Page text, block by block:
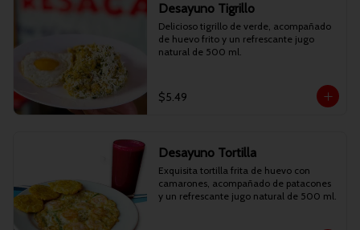
Desayuno Tigrillo
Delicioso tigrillo de verde, acompañado
de huevo frito y un refrescante jugo
natural de 500 ml.
$5.49
Desayuno Tortilla
Exquisita tortilla frita de huevo con
camarones, acompañado de patacones
y un refrescante jugo natural de 500 ml.